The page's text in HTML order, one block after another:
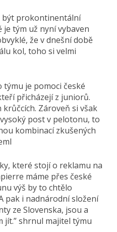
být prokontinentální
tým už nyní vybaven
že v dnešní době
kol, toho si velmi
týmu je pomoci české
přicházejí z juniorů.
Zároveň si však
post v pelotonu, to
kombinací zkušených
které stojí o reklamu na
máme přes české
výš by to chtělo
pak i nadnárodní složení
ze Slovenska, jsou a
jít.” shrnul majitel týmu